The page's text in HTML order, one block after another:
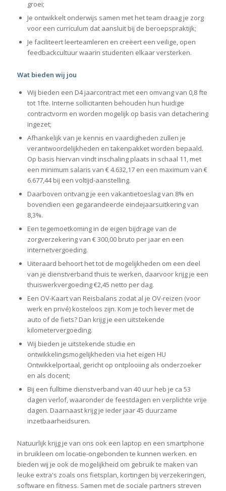
groei;
Je ontwikkelt onderwijs samen met het team draag je zorg
voor een curriculum dat aansluit bij de beroepspraktijk;
Je faciliteert leerteamleren en creëert een veilige, open
feedbackcultuur waarin studenten elkaar versterken.
Wat bieden wij jou
Wij bieden een D4 jaarcontract met een omvang van 0,8 fte
tot 1fte. Interne sollicitanten behouden hun huidige
contractvorm en worden mogelijk op basis van detachering
ingezet;
Afhankelijk van je kennis en vaardigheden zullen je
verantwoordelijkheden en takenpakket worden bepaald.
Op basis hiervan vindt inschaling plaats in schaal 11, met
een minimum salaris van € 4.632,17 en een maximum van €
6.677,44 bij een voltijd-aanstelling.
Daarboven ontvang je een vakantietoeslag van 8% en
bovendien een gegarandeerde eindejaarsuitkering van
8,3%.
Een tegemoetkoming in de eigen bijdrage van de
zorgverzekering van € 300,00 bruto per jaar en een
internetvergoeding.
Uiteraard behoort het tot de mogelijkheden om een deel
van je dienstverband thuis te werken, daarvoor krijg je een
thuiswerkvergoeding €2,45 netto per dag.
Een OV-Kaart van Reisbalans zodat al je OV-reizen (voor
werk en privé) kosteloos zijn. Kom je toch liever met de
auto of de fiets? Dan krijg je een uitstekende
kilometervergoeding.
Wij bieden je uitstekende studie en
ontwikkelingsmogelijkheden via het eigen HU
Ontwikkelportaal, gericht op ontplooiing als onderzoeker
en als docent;
Bij een fulltime dienstverband van 40 uur heb je ca 53
dagen verlof, waaronder de feestdagen en verplichte vrije
dagen. Daarnaast krijg je ieder jaar 45 duurzame
inzetbaarheidsuren.
Natuurlijk krijg je van ons ook een laptop en een smartphone
in bruikleen om locatie-ongebonden te kunnen werken. en
bieden wij je ook de mogelijkheid om gebruik te maken van
leuke extra's zoals ons fietsplan, kortingen bij verzekeringen,
software en fitness. Samen met de sociale partners streven